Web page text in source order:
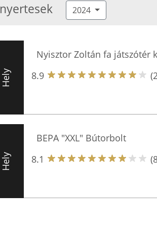
nyertesek 2024
Hely
Nyisztor Zoltán fa játszótér
8.9
Hely
BEPA "XXL" Bútorbolt
8.1